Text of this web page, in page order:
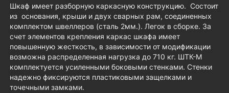
Шкаф имеет разборную каркасную конструкцию. Состоит
из основания, крыши и двух сварных рам, соединенных
комплектом швеллеров (сталь 2мм.). Легок в сборке. За
счет элементов крепления каркас шкафа имеет
повышенную жесткость, в зависимости от модификации
возможна распределенная нагрузка до 710 кг. ШТК-М
комплектуется усиленными боковыми стенками. Стенки
надежно фиксируются пластиковыми защелками и
точечными замками.